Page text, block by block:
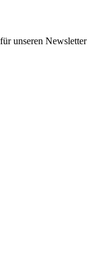
unseren Newsletter